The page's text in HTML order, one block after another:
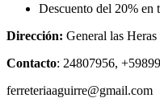
Descuento del 20% en
Dirección: General las
Contacto: 24807956,
ferreteriaaguirre@gmail.com